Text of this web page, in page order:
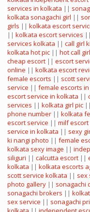
services in kolkata ||
kolkata sonagachi girl ||
girls || kolkata escort
|| kolkata escort services ||
services kolkata || call girl
kolkata hot pic || hot call
cheap escort || escort
online || kolkata escort
female escorts || scott
service || female escorts
escort service in kolkata ||
services || kolkata girl pic ||
phone number || kolkata
escort service || milf escort
service in kolkata || sexy
ki nangi photo || female
kolkata sexy image ||
siliguri || calcutta escort ||
kolkata || kolkata escorts
scott service kolkata || sex
photo gallery || sonagachi
sonagachi brokers ||
sex service || sonagachi